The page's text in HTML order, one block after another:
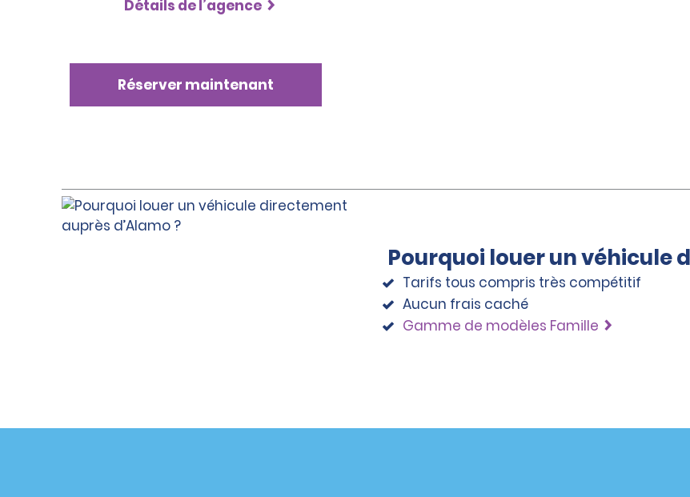
Détails de l’agence
Réserver maintenant
Pourquoi louer un véhicule
Tarifs tous compris très compétitif
Aucun frais caché
Gamme de modèles Famille